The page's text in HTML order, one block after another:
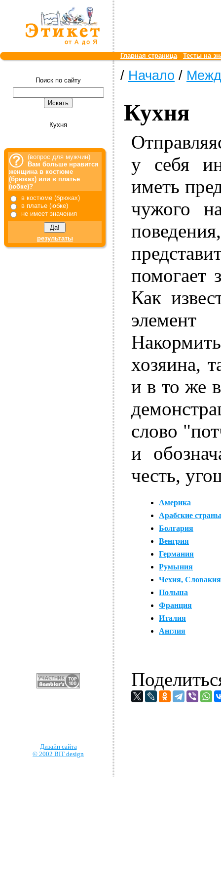
Главная страница Тесты на
Поиск по сайту
Кухня
(вопрос для мужчин)
Вам больше нравится
женщина в костюме
(брюках) или в платье
(юбке)?
в костюме (брюках)
в платье (юбке)
не имеет значения
результаты
/ Начало /
Кухня
у себя
иметь
чужого
помогает
Как
элемент
хозяина,
и в то же
слово
и
честь,
Америка
Арабские страны
Болгария
Венгрия
Германия
Румыния
Чехия, Словакия
Польша
Франция
Италия
Англия
Дизайн сайта
© 2002 BIT design